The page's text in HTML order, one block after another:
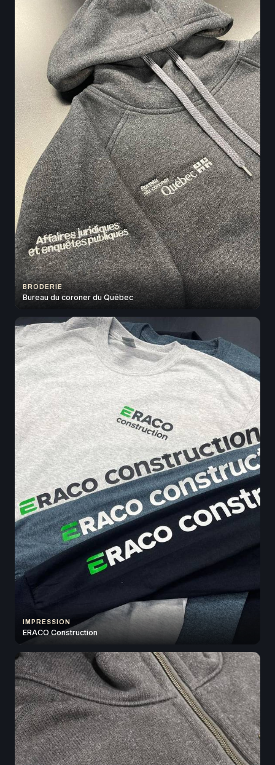
BRODERIE
Bureau du coroner du Québec
IMPRESSION
ERACO Construction